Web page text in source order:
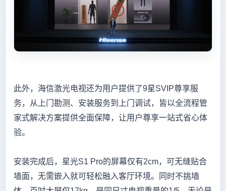
此外，海信激光电视还为用户提供了9星SVIP尊享服
务，从上门勘测、安装服务到上门调试，皆以全流程管
家式解决方案提供全面保障，让用户尊享一站式省心体
验。
安装完成后，星光S1 Pro的屏幕仅有2cm，可无缝贴合
墙面，无需嵌入就可轻松融入客厅环境。同时不挑墙